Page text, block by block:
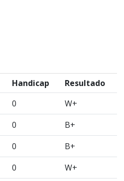
Handicap
Resultado
0
W+
0
B+
0
B+
0
W+